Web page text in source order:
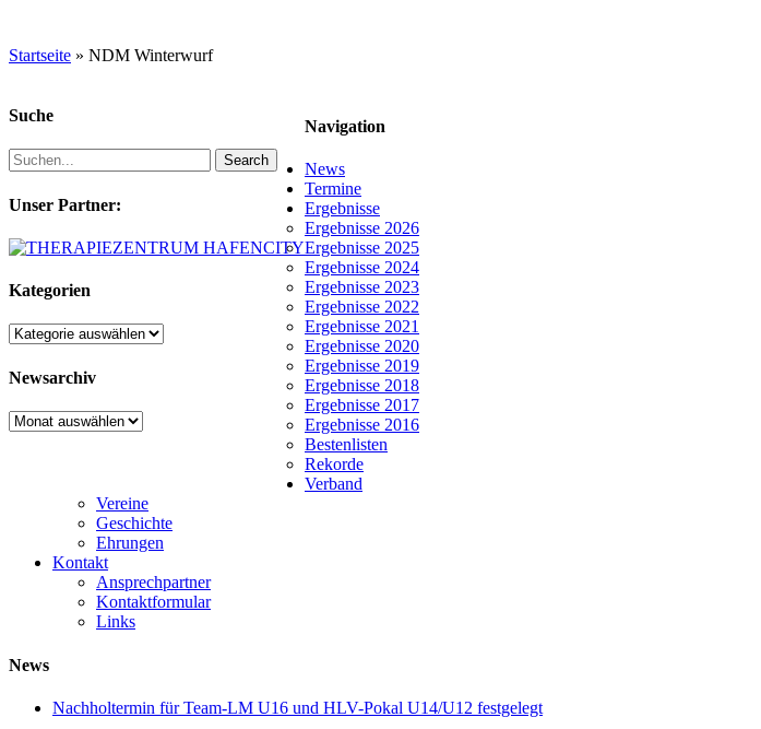
Startseite » NDM Winterwurf
Suche
Search
Unser Partner:
Kategorien
Kategorien
Newsarchiv
Newsarchiv
Navigation
News
Termine
Ergebnisse
Ergebnisse 2026
Ergebnisse 2025
Ergebnisse 2024
Ergebnisse 2023
Ergebnisse 2022
Ergebnisse 2021
Ergebnisse 2020
Ergebnisse 2019
Ergebnisse 2018
Ergebnisse 2017
Ergebnisse 2016
Bestenlisten
Rekorde
Verband
Vereine
Geschichte
Ehrungen
Kontakt
Ansprechpartner
Kontaktformular
Links
News
Nachholtermin für Team-LM U16 und HLV-Pokal U14/U12 festgelegt